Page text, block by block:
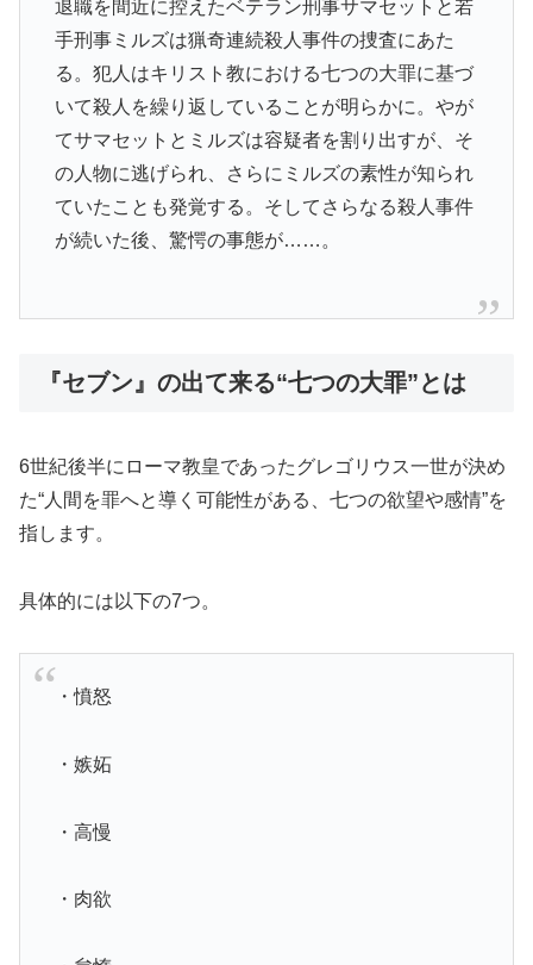
退職を間近に控えたベテラン刑事サマセットと若
手刑事ミルズは猟奇連続殺人事件の捜査にあた
る。犯人はキリスト教における七つの大罪に基づ
いて殺人を繰り返していることが明らかに。やが
てサマセットとミルズは容疑者を割り出すが、そ
の人物に逃げられ、さらにミルズの素性が知られ
ていたことも発覚する。そしてさらなる殺人事件
が続いた後、驚愕の事態が……。
『セブン』の出て来る“七つの大罪”とは
6世紀後半にローマ教皇であったグレゴリウス一世が決め
た“人間を罪へと導く可能性がある、七つの欲望や感情”を
指します。
具体的には以下の7つ。
・憤怒
・嫉妬
・高慢
・肉欲